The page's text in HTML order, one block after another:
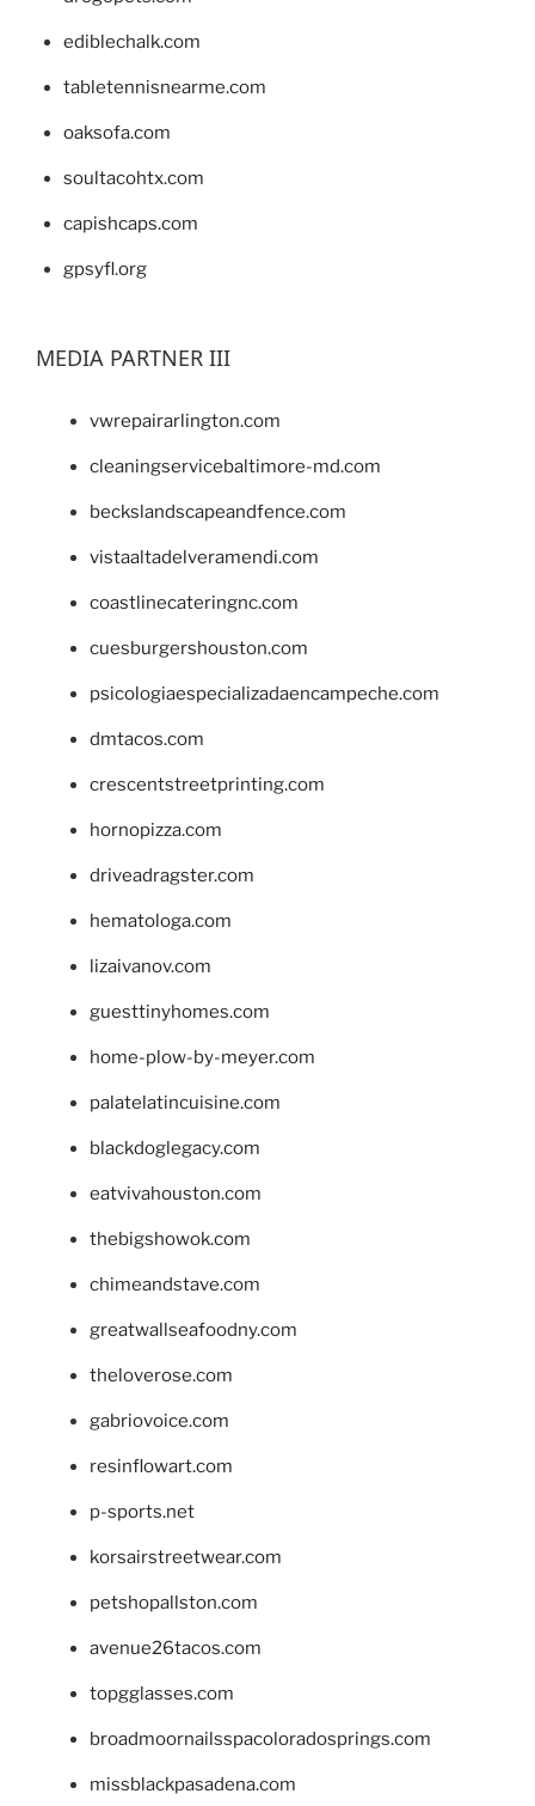
ediblechalk.com
tabletennisnearme.com
oaksofa.com
soultacohtx.com
capishcaps.com
gpsyfl.org
MEDIA PARTNER III
vwrepairarlington.com
cleaningservicebaltimore-md.com
beckslandscapeandfence.com
vistaaltadelveramendi.com
coastlinecateringnc.com
cuesburgershouston.com
psicologiaespecializadaencampeche.com
dmtacos.com
crescentstreetprinting.com
hornopizza.com
driveadragster.com
hematologa.com
lizaivanov.com
guesttinyhomes.com
home-plow-by-meyer.com
palatelatincuisine.com
blackdoglegacy.com
eatvivahouston.com
thebigshowok.com
chimeandstave.com
greatwallseafoodny.com
theloverose.com
gabriovoice.com
resinflowart.com
p-sports.net
korsairstreetwear.com
petshopallston.com
avenue26tacos.com
topgglasses.com
broadmoornailsspacoloradosprings.com
missblackpasadena.com